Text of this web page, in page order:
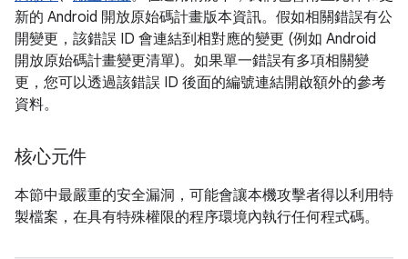
新的 Android 開放原始碼計畫版本資訊。假如相關錯誤有公
開變更，該錯誤 ID 會連結到相對應的變更 (例如 Android
開放原始碼計畫變更清單)。如果單一錯誤有多項相關變
更，您可以透過該錯誤 ID 後面的編號連結開啟額外的參考
資料。
核心元件
本節中最嚴重的安全漏洞，可能會讓本機攻擊者得以利用特
製檔案，在具有特殊權限的程序環境內執行任何程式碼。